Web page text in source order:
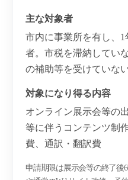
主な対象者
市内に事業所を有し、
者。市税を滞納してい
の補助等を受けていない
対象になり得る内容
オンライン展示会等の
等に伴うコンテンツ制
費、通訳・翻訳費
申請期限は展示会等の終了後